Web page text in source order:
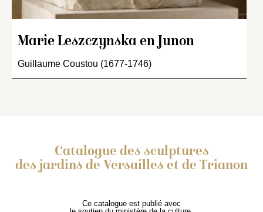
Marie Leszczynska en Junon
Guillaume Coustou (1677-1746)
Catalogue des sculptures
des jardins de Versailles et de Trianon
Ce catalogue est publié avec